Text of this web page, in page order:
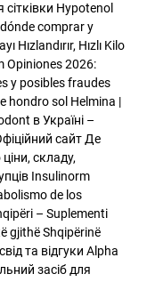
Hypotenol
comprar y
Hızlandırır, Hızlı Kilo
Opiniones 2026:
y posibles fraudes
hondro sol Helmina |
в Україні –
сайтДе
складу,
Insulinorm
de los
– Suplementi
gjithë Shqipërinë
та відгуки Alpha
засіб для